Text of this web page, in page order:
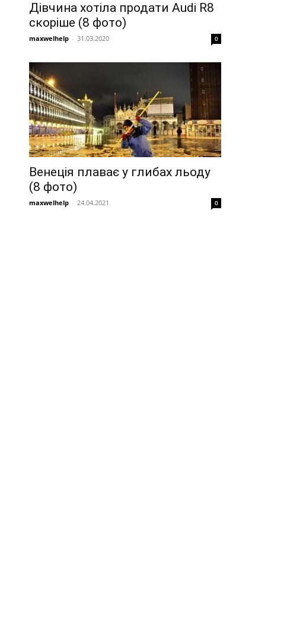
Дівчина хотіла продати Audi R8
скоріше (8 фото)
maxwelhelp - 31.03.2020 0
Венеція плаває у глибах льоду
(8 фото)
maxwelhelp - 24.04.2021 0